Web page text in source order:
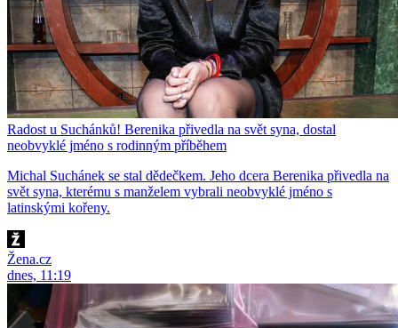
Radost u Suchánků! Berenika přivedla na svět syna, dostal
neobvyklé jméno s rodinným příběhem
Michal Suchánek se stal dědečkem. Jeho dcera Berenika přivedla na
svět syna, kterému s manželem vybrali neobvyklé jméno s
latinskými kořeny.
Žena.cz
dnes, 11:19